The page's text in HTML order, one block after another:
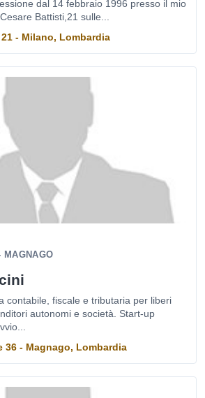
dal 14 febbraio 1996 presso il mio
Battisti,21 sulle...
- Milano, Lombardia
MAGNAGO
contabile, fiscale e tributaria per liberi
autonomi e società. Start-up
36 - Magnago, Lombardia